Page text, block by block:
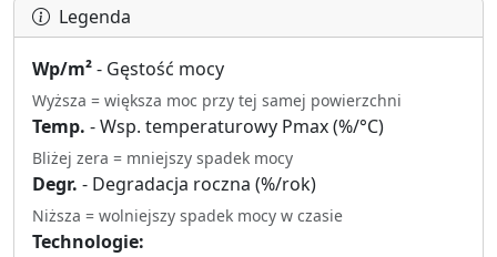
Legenda
Wp/m²- Gęstość mocy
Wyższa = większa moc przy tej samej powierzchni
Temp. - Wsp. temperaturowy Pmax (%/°C)
Bliżej zera = mniejszy spadek mocy
Degr. - Degradacja roczna (%/rok)
Niższa = wolniejszy spadek mocy w czasie
Technologie: